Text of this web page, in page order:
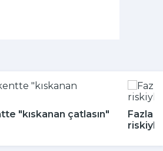
"kıskanan çatlasın"
Fazla